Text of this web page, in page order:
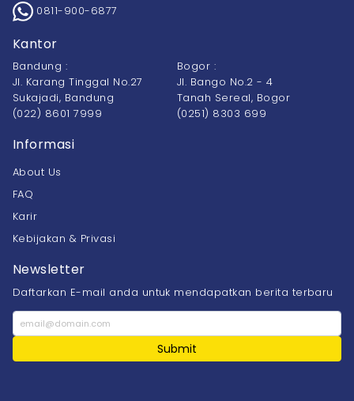
0811-900-6877
Kantor
Bandung :
Jl. Karang Tinggal No.27
Sukajadi, Bandung
(022) 8601 7999
Bogor :
Jl. Bango No.2 - 4
Tanah Sereal, Bogor
(0251) 8303 699
Informasi
About Us
FAQ
Karir
Kebijakan & Privasi
Newsletter
Daftarkan E-mail anda untuk mendapatkan berita terbaru
Submit